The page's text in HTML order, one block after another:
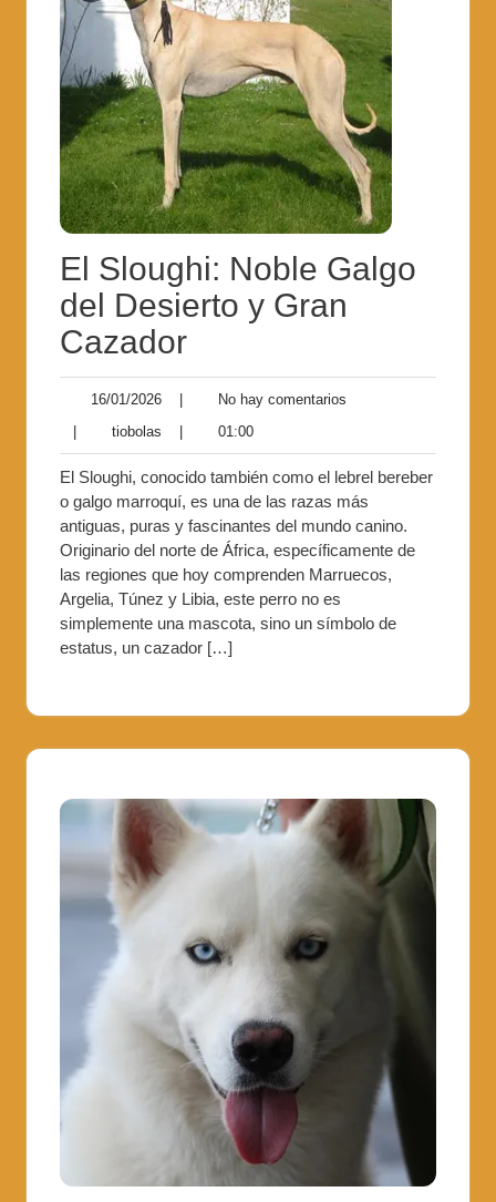
El Sloughi: Noble Galgo
del Desierto y Gran
Cazador
16/01/2026
No hay comentarios
tiobolas 01:00
El Sloughi, conocido también como el lebrel bereber
o galgo marroquí, es una de las razas más
antiguas, puras y fascinantes del mundo canino.
Originario del norte de África, específicamente de
las regiones que hoy comprenden Marruecos,
Argelia, Túnez y Libia, este perro no es
simplemente una mascota, sino un símbolo de
estatus, un cazador […]